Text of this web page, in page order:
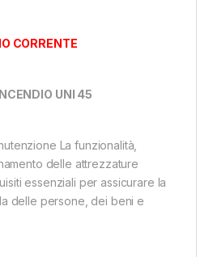
CORRENTE
UNI 45
La funzionalità,
delle attrezzature
essenziali per assicurare la
delle persone, dei beni e